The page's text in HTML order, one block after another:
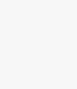
Le Eaton 3P 550 FR est
entreprises cherchant ?
puissance de 550 VA,
quipements critiques
tension. Son design
id?al pour les centres